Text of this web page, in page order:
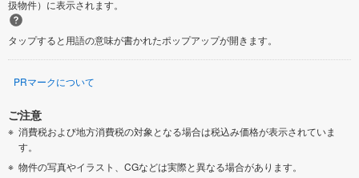
扱物件）に表示されます。
タップすると用語の意味が書かれたポップアップが開きます。
PRマークについて
ご注意
消費税および地方消費税の対象となる場合は税込み価格が表示されていま
す。
物件の写真やイラスト、CGなどは実際と異なる場合があります。